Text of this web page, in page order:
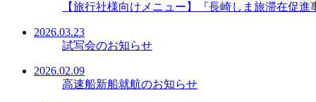
【旅行社様向けメニュー】『長崎しま旅滞在促
2026.03.23
試写会のお知らせ
2026.02.09
高速船新船就航のお知らせ